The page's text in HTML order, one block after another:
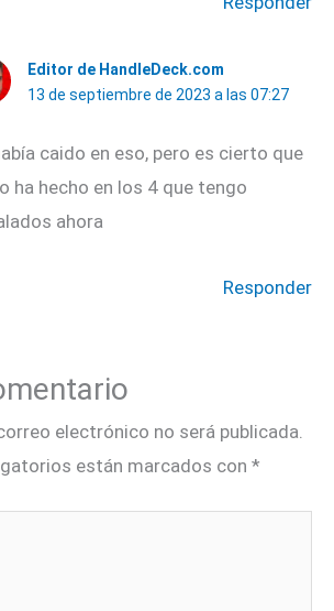
Editor de HandleDeck.com
13 de septiembre de 2023 a las 07:27
caido en eso, pero es cierto que
ha hecho en los 4 que tengo
ahora
Responder
electrónico no será publicada.
están marcados con *